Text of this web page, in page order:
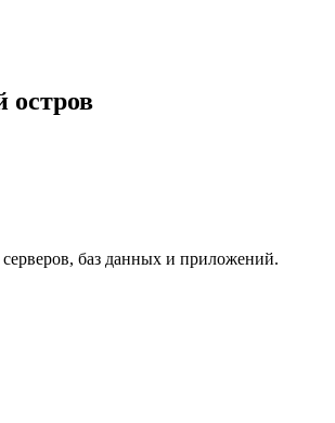
остров
баз данных и приложений.